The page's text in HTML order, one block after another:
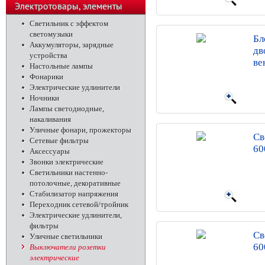
телефоны
Электротовары, элементы
питания, освещение
Светильник с эффектом
светомузыки
Аккумуляторы, зарядные
устройства
Настольные лампы
Фонарики
Электрические удлинители
Ночники
Лампы светодиодные,
накаливания
Уличные фонари, прожекторы
Сетевые фильтры
Аксессуары
Звонки электрические
Светильники настенно-
потолочные, декоративные
Стабилизатор напряжения
Переходник сетевой/тройник
Электрические удлинители,
фильтры
Уличные светильники
Выключатели розетки
электрические